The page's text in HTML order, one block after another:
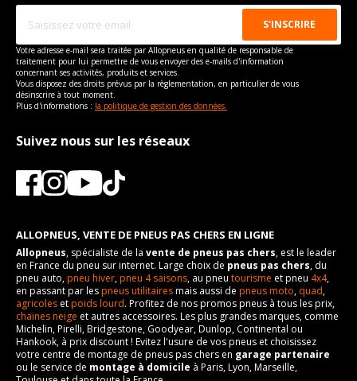
Votre adresse e-mail sera traitée par Allopneus en qualité de responsable de
traitement pour lui permettre de vous envoyer des e-mails d'information
concernant ses activités, produits et services.
Vous disposez des droits prévus par la règlementation, en particulier de vous
désinscrire à tout moment.
Plus d'informations : la politique de gestion des données.
Suivez nous sur les réseaux
ALLOPNEUS, VENTE DE PNEUS PAS CHERS EN LIGNE
Allopneus, spécialiste de la vente de pneus pas chers, est le leader
en France du pneu sur internet. Large choix de pneus pas chers, du
pneu auto,pneu hiver,pneu 4 saisons, au pneu tourisme et pneu 4x4,
en passant par lespneus utilitairesmais aussi de pneus moto, quad,
agricoles etpoids lourd. Profitez de nos promos pneus à tous les prix,
chaines neige et autres accessoires. Les plus grandes marques, comme
Michelin, Pirelli, Bridgestone, Goodyear, Dunlop, Continental ou
Hankook, à prix discount ! Evitez l'usure de vos pneus et choisissez
votre centre de montage de pneus pas chers en garage partenaire
ou le service de montage à domicile à Paris, Lyon, Marseille,